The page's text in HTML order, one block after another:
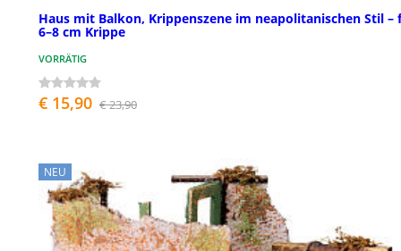
Haus mit Balkon, Krippenszene im neapolitanischen Stil –
6–8 cm Krippe
VORRÄTIG
€ 15,90 € 23,90
NEU